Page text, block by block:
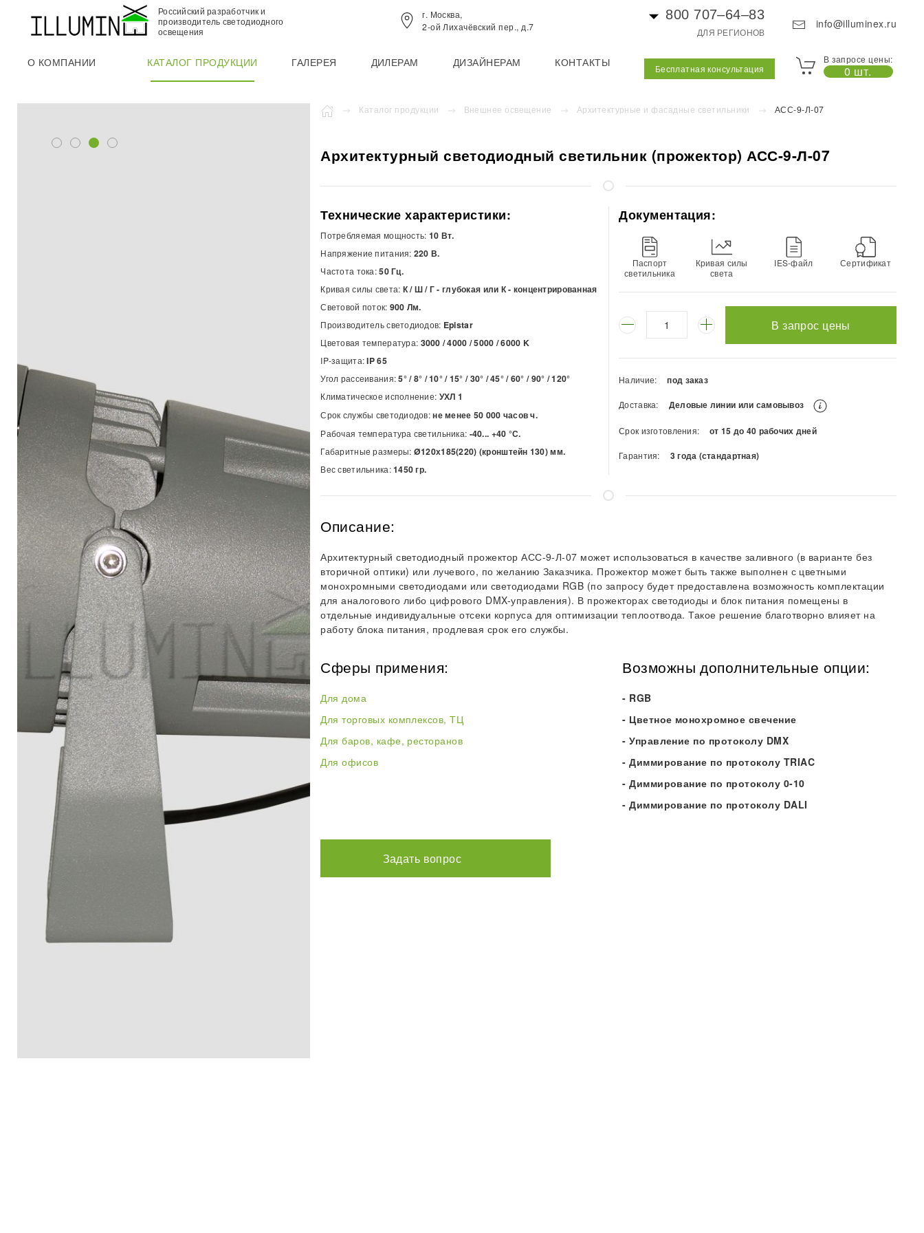
Российский разработчик и
производитель светодиодного
освещения
г. Москва,
2-ой Лихачёвский пер., д.7
800 707–64–83
ДЛЯ РЕГИОНОВ
О КОМПАНИИ КАТАЛОГ ПРОДУКЦИИ ГАЛЕРЕЯ ДИЛЕРАМ ДИЗАЙНЕРАМ КОНТАКТЫ
Бесплатная консультация
info@illuminex.ru
В запросе цены:
0 шт.
Каталог продукции Внешнее освещение Архитектурные и фасадные светильники АСС-9-Л-07
Архитектурный светодиодный светильник (прожектор) АСС-9-Л-07
Технические характеристики:
Потребляемая мощность: 10 Вт.
Напряжение питания: 220 В.
Частота тока:50 Гц.
Кривая силы света: К / Ш / Г - глубокая или К - концентрированная
Световой поток: 900 Лм.
Производитель светодиодов: Epistar
Цветовая температура: 3000 / 4000 / 5000 / 6000 K
IP-защита:IP 65
Угол рассеивания:5° / 8° / 10° / 15° / 30° / 45° / 60° / 90° / 120°
Климатическое исполнение: УХЛ 1
Срок службы светодиодов:не менее 50 000 часов ч.
Рабочая температура светильника: -40... +40 °С.
Габаритные размеры: Ø120х185(220) (кронштейн 130) мм.
Вес светильника:1450 гр.
Документация:
Паспорт
светильника
Кривая силы
света
IES-файл Сертификат
В запрос цены
Наличие: под заказ
Доставка: Деловые линии или самовывоз
Срок изготовления: от 15 до 40 рабочих дней
Гарантия: 3 года (стандартная)
Описание:
Архитектурный светодиодный прожектор АСС-9-Л-07 может использоваться в качестве заливного (в варианте без
вторичной оптики) или лучевого, по желанию Заказчика. Прожектор может быть также выполнен с цветными
монохромными светодиодами или светодиодами RGB (по запросу будет предоставлена возможность комплектации
для аналогового либо цифрового DMX-управления). В прожекторах светодиоды и блок питания помещены в
отдельные индивидуальные отсеки корпуса для оптимизации теплоотвода. Такое решение благотворно влияет на
работу блока питания, продлевая срок его службы.
Сферы примения:
Для дома
Для торговых комплексов, ТЦ
Для баров, кафе, ресторанов
Для офисов
Возможны дополнительные опции:
- RGB
- Цветное монохромное свечение
- Управление по протоколу DMX
- Диммирование по протоколу TRIAC
- Диммирование по протоколу 0-10
- Диммирование по протоколу DALI
Задать вопрос